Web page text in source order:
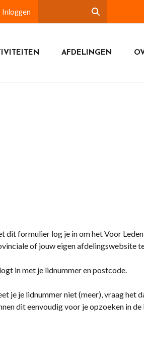
Inloggen
AFDELINGEN
dit formulier log je in om het Voor
of jouw eigen afdelingswebsite
in met je lidnummer en postcode.
je je lidnummer niet (meer), vraag het
dit eenvoudig voor je opzoeken in